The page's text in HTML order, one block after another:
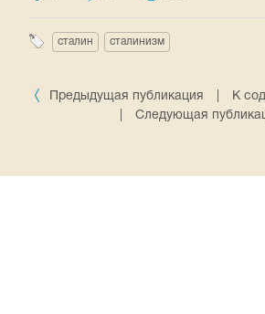
сталин сталинизм
Предыдущая публикация
К
Следующая